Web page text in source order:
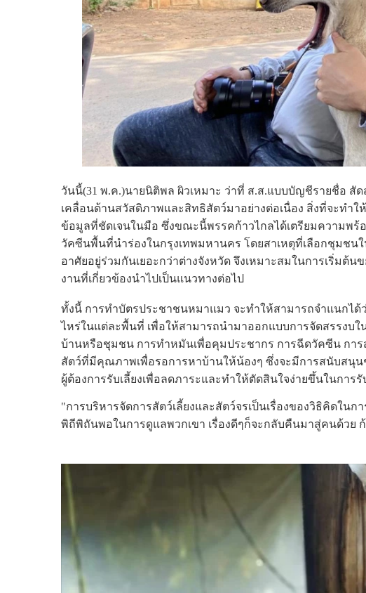
วันนี้(31 พ.ค.)นายนิติพล ผิวเหมาะ ว่าที่ ส.ส.แบบบัญชีรายชื่อ สั
เคลื่อนด้านสวัสดิภาพและสิทธิสัตว์มาอย่างต่อเนื่อง สิ่งที่จะทำใ
ข้อมูลที่ชัดเจนในมือ ซึ่งขณะนี้พรรคก้าวไกลได้เตรียมความพ
วัคซีนพื้นที่นำร่องในกรุงเทพมหานคร โดยสาเหตุที่เลือกชุมช
อาศัยอยู่ร่วมกันเยอะกว่าต่างจังหวัด จึงเหมาะสมในการเริ่มต้
งานที่เกี่ยวข้องนำไปเป็นแนวทางต่อไป
ทั้งนี้ การทำบัตรประชาชนหมาแมว จะทำให้สามารถจำแนกได้
ไหร่ในแต่ละพื้นที่ เพื่อให้สามารถนำมาออกแบบการจัดสรรงบ
บ้านหรือชุมชน การทำหมันเพื่อคุมประชากร การฉีดวัคซีน กา
สัตว์ที่มีคุณภาพเพื่อรอการหาบ้านให้น้องๆ ซึ่งจะมีการสนับสนุ
ผู้ต้องการรับเลี้ยงเพื่อลดภาระและทำให้ตัดสินใจง่ายขึ้นในการ
"การบริหารจัดการสัตว์เลี้ยงและสัตว์จรเป็นเรื่องของวิธิคิดใ
พิถีพิถันพอในการดูแลพวกเขา เรื่องดีๆก็จะกลับคืนมาสู่คนด้วย